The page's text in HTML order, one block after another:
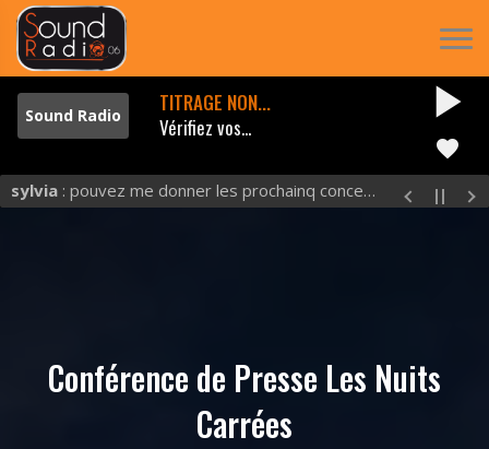
TITRAGE NON...
Vérifiez vos...
play_arrow
favorite
sylvia : pouvez me donner les prochainq concerts et excluuu
Conférence de Presse Les Nuits
Carrées